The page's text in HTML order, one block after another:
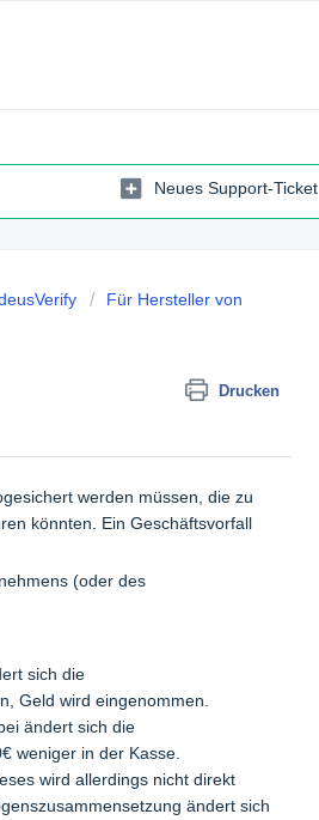
Neues Support-Ticket
Für Hersteller von
Drucken
werden müssen, die zu
könnten. Ein Geschäftsvorfall
(oder des
sich die
Geld wird eingenommen.
ändert sich die
weniger in der Kasse.
wird allerdings nicht direkt
ändert sich